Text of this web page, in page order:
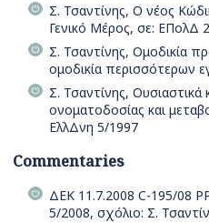
Σ. Τσαντίνης, Ο νέος
Γενικό Μέρος, σε: ΕΠολΔ
Σ. Τσαντίνης, Ομοδικία
ομοδικία περισσότερων
Σ. Τσαντίνης, Ουσιαστικά
ονοματοδοσίας και
ΕλλΔνη 5/1997
Commentaries
ΔΕΚ 11.7.2008 C-195/08
5/2008, σχόλιο: Σ.